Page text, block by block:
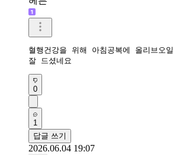
혈행건강을 위해 아침공복에 올리브오일
잘 드셨네요
0
1
답글 쓰기
2026.06.04 19:07